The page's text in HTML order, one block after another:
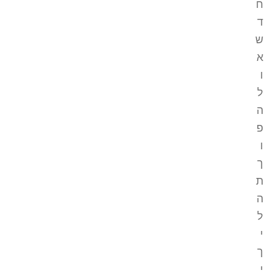
ח
ד
ש
א
ו
ל
ה
פ
ו
ך
ת
ה
ל
י
ך
י